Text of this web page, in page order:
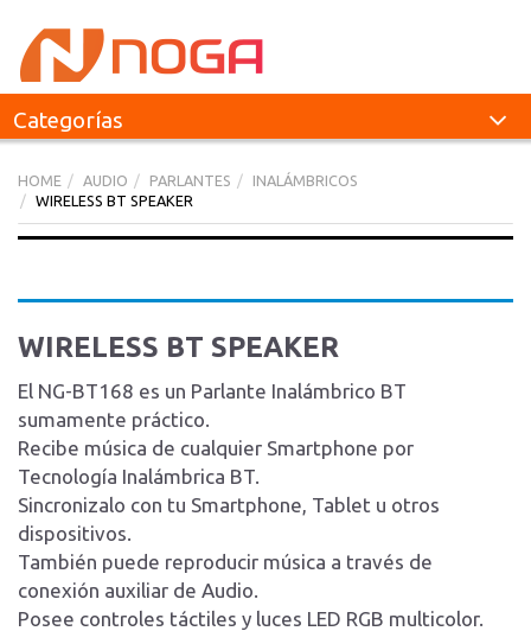
Categorías
HOME AUDIO PARLANTES
INALÁMBRICOS
WIRELESS BT SPEAKER
WIRELESS BT SPEAKER
El NG-BT168 es un Parlante Inalámbrico BT
sumamente práctico.
Recibe música de cualquier Smartphone por
Tecnología Inalámbrica BT.
Sincronizalo con tu Smartphone, Tablet u otros
dispositivos.
También puede reproducir música a través de
conexión auxiliar de Audio.
Posee controles táctiles y luces LED RGB multicolor.